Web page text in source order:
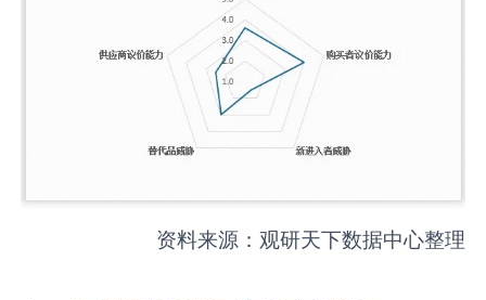
资料来源：观研天下数据中心整理